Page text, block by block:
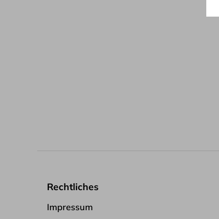
Rechtliches
Impressum